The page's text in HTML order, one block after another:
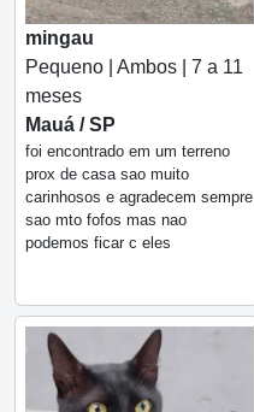
mingau
Pequeno | Ambos | 7 a 11
meses
Mauá / SP
foi encontrado em um terreno
prox de casa sao muito
carinhosos e agradecem sempre
sao mto fofos mas nao
podemos ficar c eles